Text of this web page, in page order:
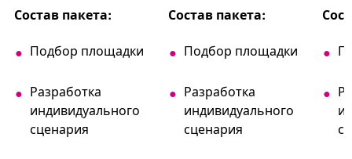
Состав пакета:
Подбор площадки
Разработка
индивидуального
сценария
Состав пакета:
Подбор площадки
Разработка
индивидуального
сценария